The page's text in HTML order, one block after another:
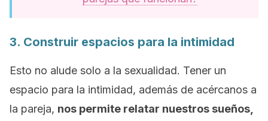
3. Construir espacios para la intimidad
Esto no alude solo a la sexualidad. Tener un
espacio para la intimidad, además de acércanos a
la pareja, nos permite relatar nuestros sueños,